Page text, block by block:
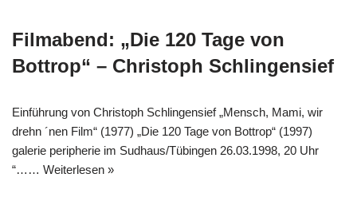
Filmabend: „Die 120 Tage von
Bottrop“ – Christoph Schlingensief
Einführung von Christoph Schlingensief „Mensch, Mami, wir
drehn ´nen Film“ (1977) „Die 120 Tage von Bottrop“ (1997)
galerie peripherie im Sudhaus/Tübingen 26.03.1998, 20 Uhr
“…… Weiterlesen »